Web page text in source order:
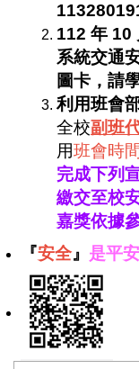
112 年 10
系統交通
圖卡 ，請
利用班會
全校副班
用班會時間
完成下列
繳交至校
嘉獎依據
『安全』 是平